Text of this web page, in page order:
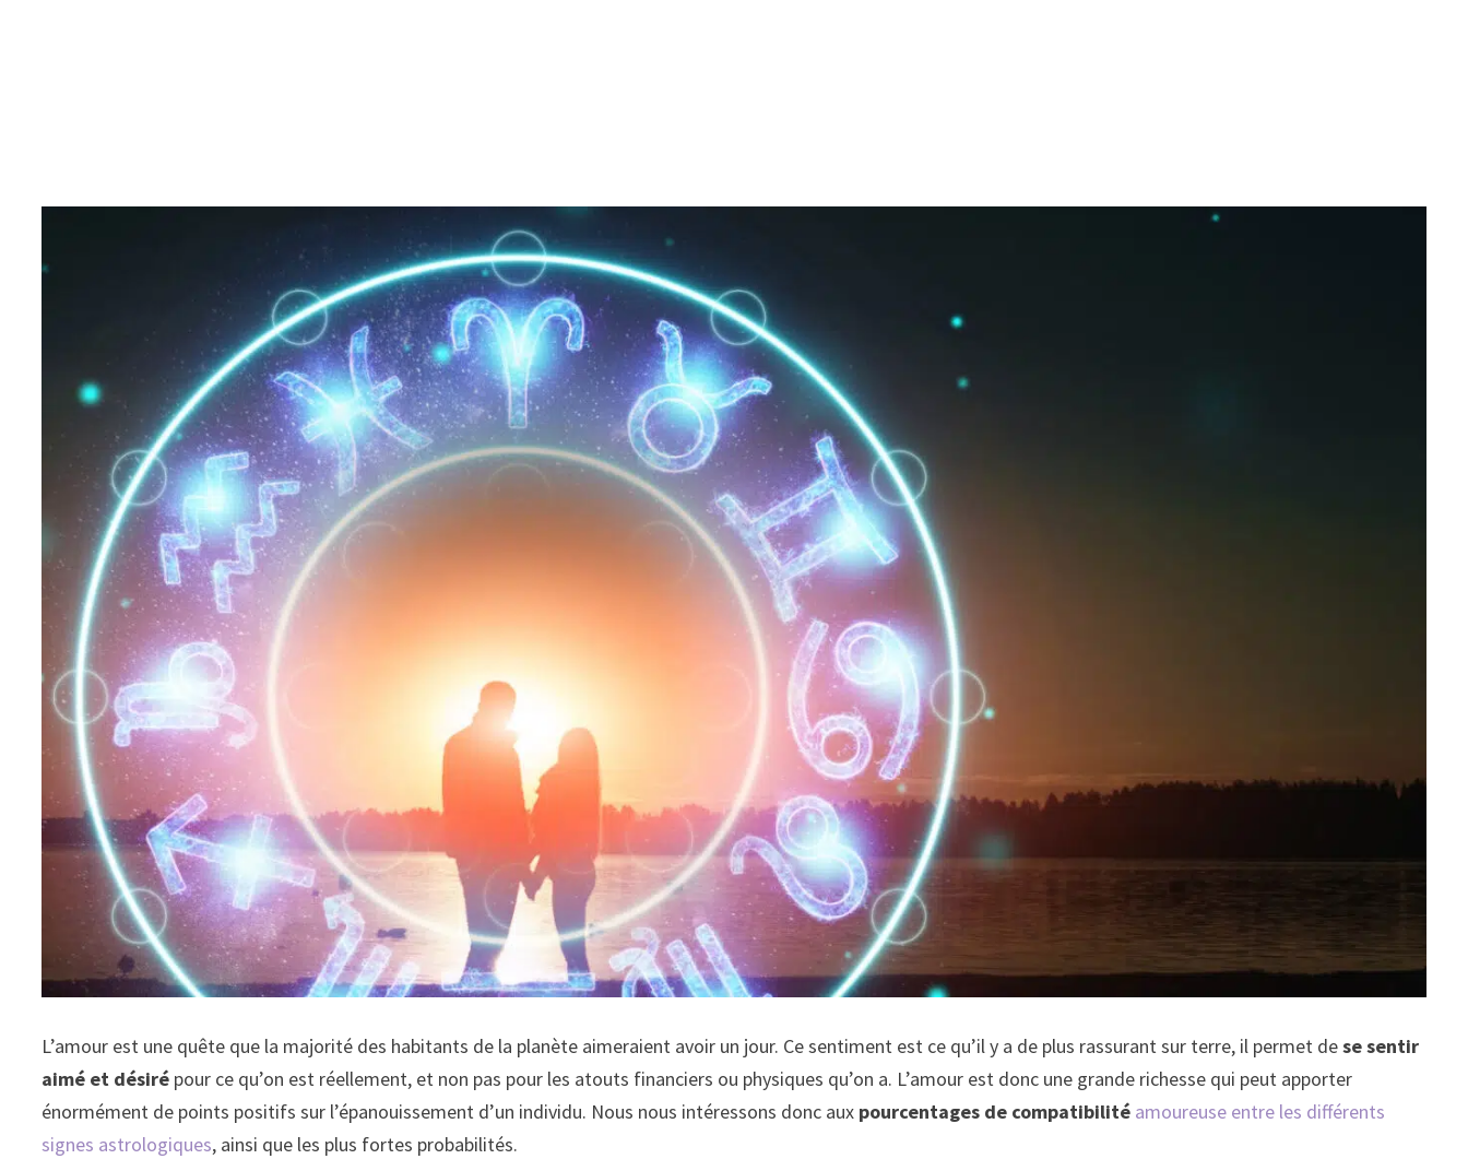
L’amour est une quête que la majorité des habitants de la planète aimeraient avoir un jour. Ce sentiment est ce qu’il y a de plus rassurant sur terre, il permet dese sentir
aimé et désiré pour ce qu’on est réellement, et non pas pour les atouts financiers ou physiques qu’on a. L’amour est donc une grande richesse qui peut apporter
énormément de points positifs sur l’épanouissement d’un individu. Nous nous intéressons donc aux pourcentages de compatibilité amoureuse entre les différents
signes astrologiques, ainsi que les plus fortes probabilités.